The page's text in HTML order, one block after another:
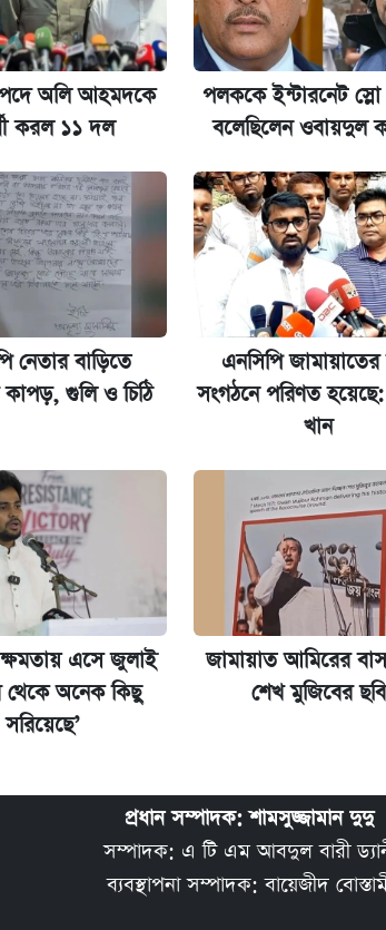
যা
বিরুদ্ধে ব্যবস্থা
আবেদন শুরু
পদে অলি আহমদকে
করল ১১ দল
পলককে ইন্টারনেট
বলেছিলেন ওবায়দুল
নেতার বাড়িতে
গুলি ও চিঠি
এনসিপি জামায়াতের
সংগঠনে পরিণত
খান
ক্ষমতায় এসে জুলাই
অনেক কিছু
সরিয়েছে’
জামায়াত আমিরের
শেখ মুজিবের ছবি
প্রধান সম্পাদক: শামসুজ্জামান দুদু
সম্পাদক: এ টি এম আবদুল বারী
ব্যবস্থাপনা সম্পাদক: বায়েজীদ